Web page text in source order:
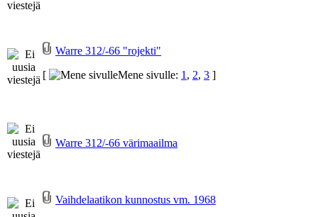
Warre 312/-66 "rojekti"
[
Mene sivulle: 1, 2, 3 ]
Warre 312/-66 värimaailma
Vaihdelaatikon kunnostus vm. 1968